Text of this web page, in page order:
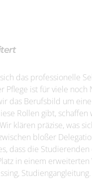
das professionelle
Pflege ist für viele
das Berufsbild um
Rollen gibt, schaffen
klären präzise, was
bloßer
dass die
in einem erweiterten
Studiengangleitung.